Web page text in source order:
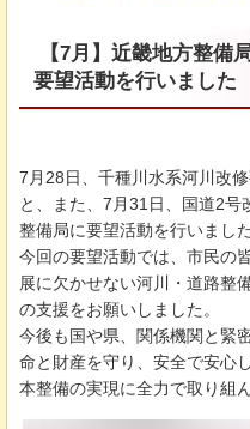
【7月】近畿地方整備
要望活動を行いました
7月28日、千種川水系河川改
と、また、7月31日、国道2
整備局に要望活動を行いました
今回の要望活動では、市民の
展に欠かせない河川・道路整
の支援をお願いしました。
今後も国や県、関係機関と緊
命と財産を守り、安全で安心
本整備の実現に全力で取り組